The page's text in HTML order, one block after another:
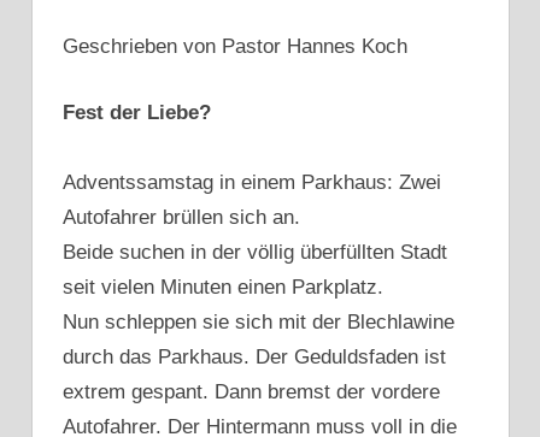
Geschrieben von Pastor Hannes Koch
Fest der Liebe?
Adventssamstag in einem Parkhaus: Zwei
Autofahrer brüllen sich an.
Beide suchen in der völlig überfüllten Stadt
seit vielen Minuten einen Parkplatz.
Nun schleppen sie sich mit der Blechlawine
durch das Parkhaus. Der Geduldsfaden ist
extrem gespant. Dann bremst der vordere
Autofahrer. Der Hintermann muss voll in die